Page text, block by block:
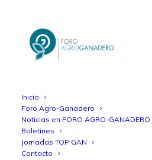
Inicio
Foro Agro-Ganadero
Noticias en FORO AGRO-GANADERO
Boletines
Jornadas TOP GAN
Contacto